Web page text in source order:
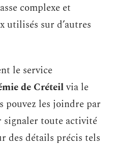
complexe et
utilisés sur d’autres
le service
de Créteilvia le
pouvez les joindre par
signaler toute activité
des détails précis tels